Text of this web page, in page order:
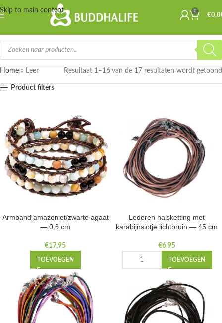
Skip to main content 0
€
Home » Leer Resultaat 1–16 van de 17 resultaten wordt getoond
Product filters
Armband amazoniet/zwarte agaat
— 0.6 cm
€17,95
TOEVOEGEN
Lederen halsketting met
karabijnslotje lichtbruin — 45 cm
€6,95
TOEVOEGEN